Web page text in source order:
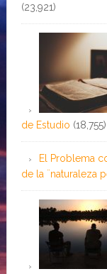
(23,921)
de Estudio (18,755)
El Problema
de la ¨naturaleza